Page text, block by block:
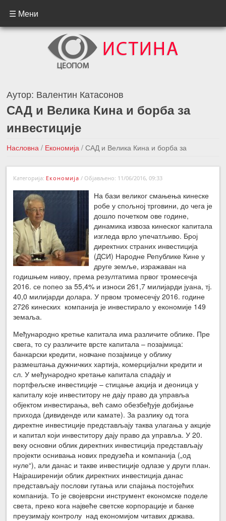
☰ Мени
Аутор: Валентин Катасонов
САД и Велика Кина и борба за
инвестиције
Насловна / Економија / САД и Велика Кина и борба за
инвестиције
←Претходна вест
Следећа вест →
Категорија: Економија / Објављено: 11/06/2016, 09:33
На бази великог смањења кинеске
робе у спољној трговини, до чега је
дошло почетком ове године,
динамика извоза кинеског капитала
изгледа врло упечатљиво. Број
директних страних инвестиција
(ДСИ) Народне Републике Кине у
друге земље, изражаван на
годишњем нивоу, према резултатима првог тромесечја
2016. се попео за 55,4% и износи 261,7 милијарди јуана, тј.
40,0 милијарди долара. У првом тромесечју 2016. године
2726 кинеских компанија је инвестирало у економије 149
земаља.
Међународно кретње капитала има различите облике. Пре
свега, то су различите врсте капитала – позајмица:
банкарски кредити, новчане позајмице у облику
размештања дужничких хартија, комерцијални кредити и
сл. У међународно кретање капитала спадају и
портфељске инвестиције – стицање акција и деоница у
капиталу које инвеститору не дају право да управља
објектом инвестирања, већ само обезбеђује добијање
прихода (дивиденде или камате). За разлику од тога
директне инвестиције представљају таква улагања у акције
и капитал који инвеститору дају право да управља. У 20.
веку основни облик директних инвестиција представљају
пројекти оснивања нових предузећа и компанија („од
нуле“), али данас и такве инвестиције одлазе у други план.
Најраширенији облик директних инвестиција данас
представљају послови гутања или спајања постојећих
компанија. То је својеврсни инструмент економске поделе
света, преко кога највеће светске корпорације и банке
преузимају контролу над економијом читавих држава.